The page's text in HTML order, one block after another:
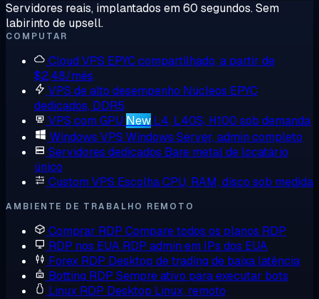
Servidores reais, implantados em 60 segundos. Sem
labirinto de upsell.
COMPUTAR
Cloud VPS EPYC compartilhado, a partir de
$2,48/mês
VPS de alto desempenho Núcleos EPYC
dedicados, DDR5
VPS com GPU New L4, L40S, H100 sob demanda
Windows VPS Windows Server, admin completo
Servidores dedicados Bare metal de locatário
único
Custom VPS Escolha CPU, RAM, disco sob medida
AMBIENTE DE TRABALHO REMOTO
Comprar RDP Compare todos os planos RDP
RDP nos EUA RDP admin em IPs dos EUA
Forex RDP Desktop de trading de baixa latência
Botting RDP Sempre ativo para executar bots
Linux RDP Desktop Linux, remoto